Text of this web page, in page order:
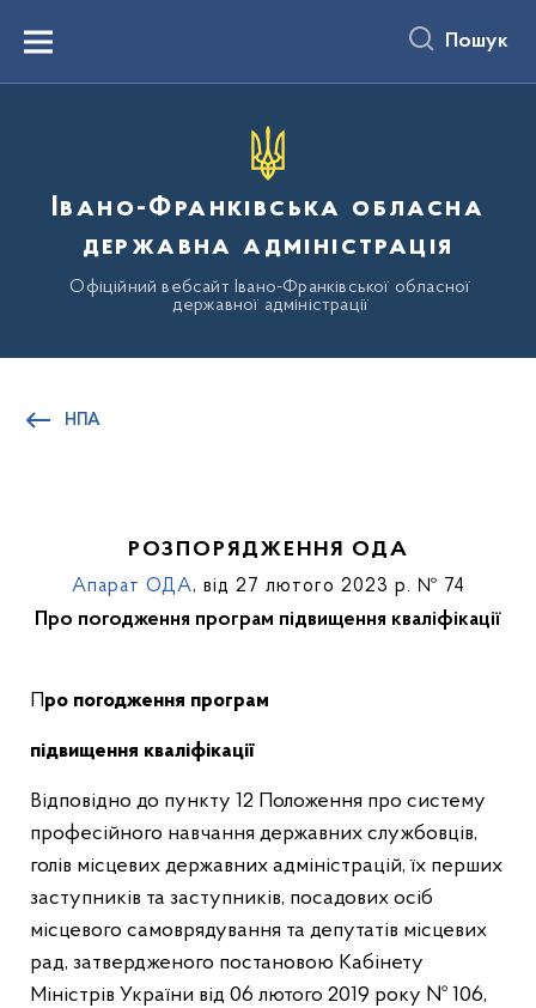
вмістуMenu Пошук
Івано-Франківська обласна
державна адміністрація
Офіційний вебсайт Івано-Франківської обласної
державної адміністрації
НПА
РОЗПОРЯДЖЕННЯ ОДА
Апарат ОДА, від 27 лютого 2023 р. № 74
Про погодження програм підвищення кваліфікації
Про погодження програм
підвищення кваліфікації
Відповідно до пункту 12 Положення про систему
професійного навчання державних службовців,
голів місцевих державних адміністрацій, їх перших
заступників та заступників, посадових осіб
місцевого самоврядування та депутатів місцевих
рад, затвердженого постановою Кабінету
Міністрів України від 06 лютого 2019 року № 106,